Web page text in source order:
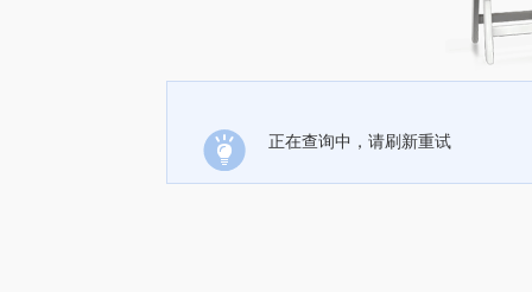
正在查询中，请刷新重试